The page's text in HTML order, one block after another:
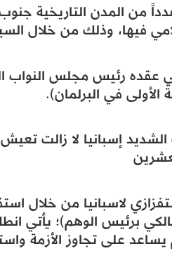
من المدن التاريخية
فيها، وذلك من خلال
رئيس مجلس النواب
في البرلمان).
إسبانيا لا زالت
لاسبانيا من خلال
برئيس الوهم)؛ يأتي
على تجاوز الأزمة